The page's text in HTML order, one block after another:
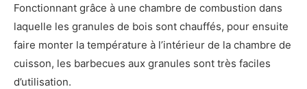
Fonctionnant grâce à une chambre de combustion dans
laquelle les granules de bois sont chauffés, pour ensuite
faire monter la température à l’intérieur de la chambre de
cuisson, les barbecues aux granules sont très faciles
d’utilisation.